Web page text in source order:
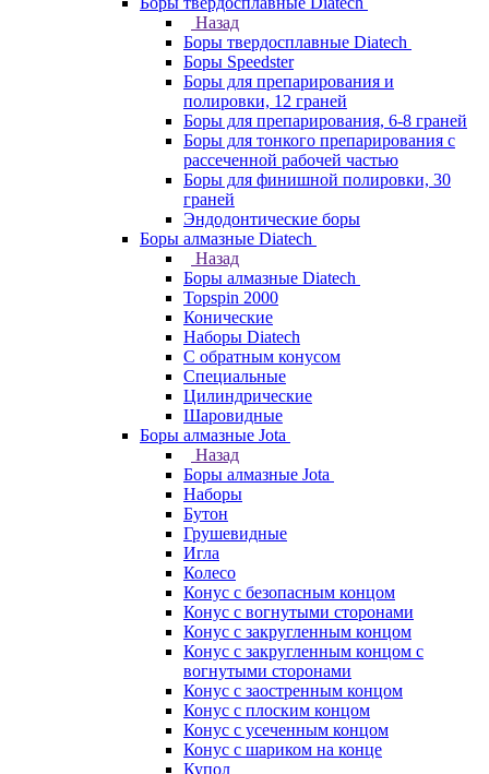
Назад
Боры твердосплавные Diatech
Боры Speedster
Боры для препарирования и
полировки, 12 граней
Боры для препарирования, 6-8 граней
Боры для тонкого препарирования с
рассеченной рабочей частью
Боры для финишной полировки, 30
граней
Эндодонтические боры
Боры алмазные Diatech
Назад
Боры алмазные Diatech
Topspin 2000
Конические
Наборы Diatech
С обратным конусом
Специальные
Цилиндрические
Шаровидные
Боры алмазные Jota
Назад
Боры алмазные Jota
Наборы
Бутон
Грушевидные
Игла
Колесо
Конус с безопасным концом
Конус с вогнутыми сторонами
Конус с закругленным концом
Конус с закругленным концом с
вогнутыми сторонами
Конус с заостренным концом
Конус с плоским концом
Конус с усеченным концом
Конус с шариком на конце
Купол